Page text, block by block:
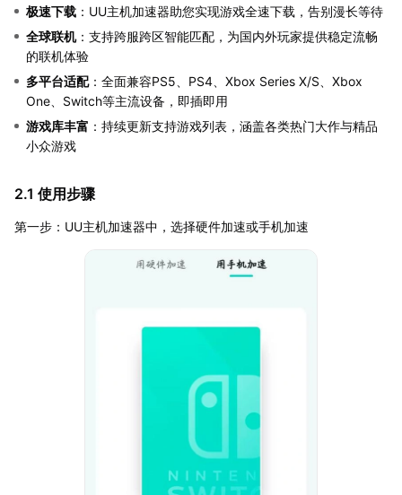
极速下载 ：UU主机加速器助您实现游戏全速下载，告别漫长等待
全球联机：支持跨服跨区智能匹配，为国内外玩家提供稳定流畅
的联机体验
多平台适配：全面兼容PS5、PS4、Xbox Series X/S、Xbox
One、Switch等主流设备，即插即用
游戏库丰富 ：持续更新支持游戏列表，涵盖各类热门大作与精品
小众游戏
2.1 使用步骤
第一步：UU主机加速器中，选择硬件加速或手机加速